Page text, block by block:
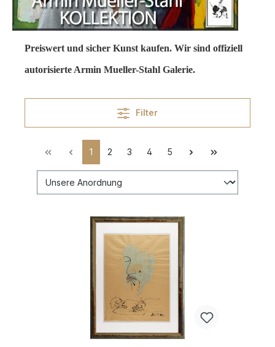
Preiswert und sicher Kunst kaufen. Wir sind offiziell
autorisierte Armin Mueller-Stahl Galerie.
Filter
1 2 3 4 5